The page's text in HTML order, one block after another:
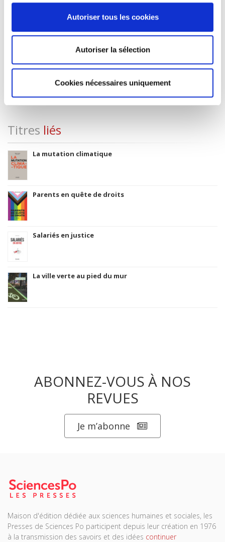
Autoriser tous les cookies
Autoriser la sélection
Cookies nécessaires uniquement
Classification thématique Thema: Politique et gouvernement
Leon Blum. Theorie und Praxis einer sozialistischen Politik
Titres liés
La mutation climatique
Parents en quête de droits
Salariés en justice
La ville verte au pied du mur
ABONNEZ-VOUS À NOS
REVUES
Je m’abonne
Maison d'édition dédiée aux sciences humaines et sociales, les
Presses de Sciences Po participent depuis leur création en 1976
à la transmission des savoirs et des idées continuer